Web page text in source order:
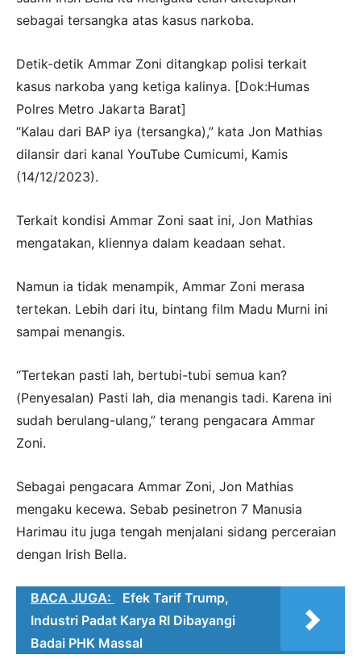
sebagai tersangka atas kasus narkoba.
Detik-detik Ammar Zoni ditangkap polisi terkait
kasus narkoba yang ketiga kalinya. [Dok:Humas
Polres Metro Jakarta Barat]
“Kalau dari BAP iya (tersangka),” kata Jon Mathias
dilansir dari kanal YouTube Cumicumi, Kamis
(14/12/2023).
Terkait kondisi Ammar Zoni saat ini, Jon Mathias
mengatakan, kliennya dalam keadaan sehat.
Namun ia tidak menampik, Ammar Zoni merasa
tertekan. Lebih dari itu, bintang film Madu Murni ini
sampai menangis.
“Tertekan pasti lah, bertubi-tubi semua kan?
(Penyesalan) Pasti lah, dia menangis tadi. Karena ini
sudah berulang-ulang,” terang pengacara Ammar
Zoni.
Sebagai pengacara Ammar Zoni, Jon Mathias
mengaku kecewa. Sebab pesinetron 7 Manusia
Harimau itu juga tengah menjalani sidang perceraian
dengan Irish Bella.
BACA JUGA:
Efek Tarif Trump,
Industri Padat Karya RI Dibayangi
Badai PHK Massal